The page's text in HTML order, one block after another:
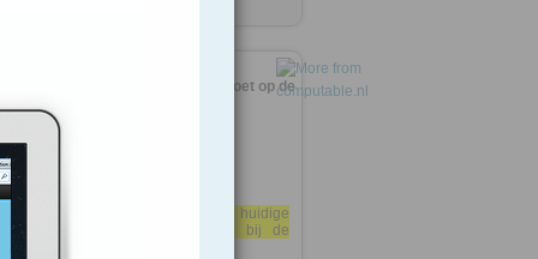
'Nederlands ICT-onderwijs moet op de
schop' | Computable.nl
Het ict-onderwijs in zijn huidige
vorm sluit niet meer aan bij de